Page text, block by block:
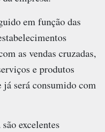
em função das
as vendas cruzadas,
e produtos
já será consumido com
excelentes